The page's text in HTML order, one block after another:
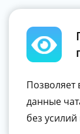
данные
без